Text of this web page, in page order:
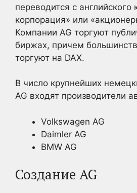
переводится с английского
корпорация» или
Компании AG торгуют
биржах, причем
торгуют на DAX.
В число крупнейших
AG входят производители
Volkswagen AG
Daimler AG
BMW AG
Создание AG